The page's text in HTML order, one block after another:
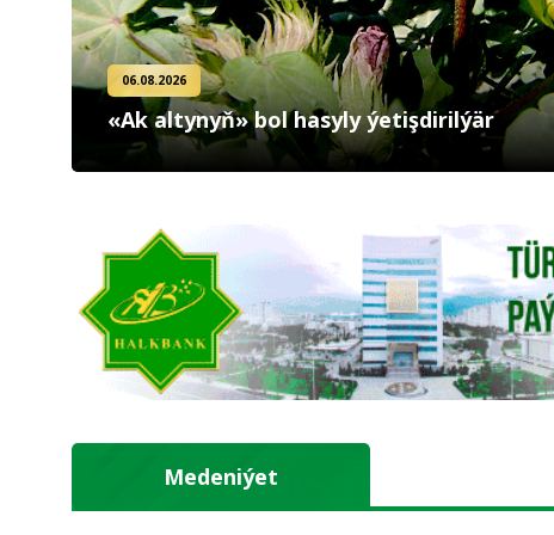
06.08.2026
«Ak altynyň» bol hasyly ýetişdirilýär
Medeniýet